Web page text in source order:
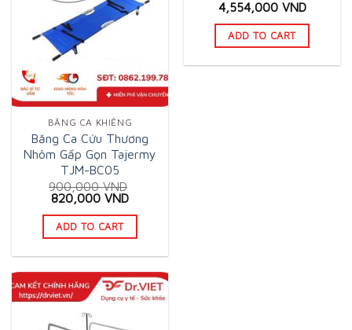
BĂNG CA KHIÊNG
Băng Ca Cứu Thương
Nhôm Gấp Gọn Tajermy
TJM-BC05
900,000VND
Original
price
was:
900,000 VND.
820,000 VNDCurrent
is:
ADD TO CART
4,554,000 VND
ADD TO CART